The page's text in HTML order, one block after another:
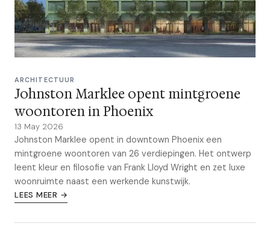
ARCHITECTUUR
Johnston Marklee opent mintgroene
woontoren in Phoenix
13 May 2026
Johnston Marklee opent in downtown Phoenix een
mintgroene woontoren van 26 verdiepingen. Het ontwerp
leent kleur en filosofie van Frank Lloyd Wright en zet luxe
woonruimte naast een werkende kunstwijk.
LEES MEER →